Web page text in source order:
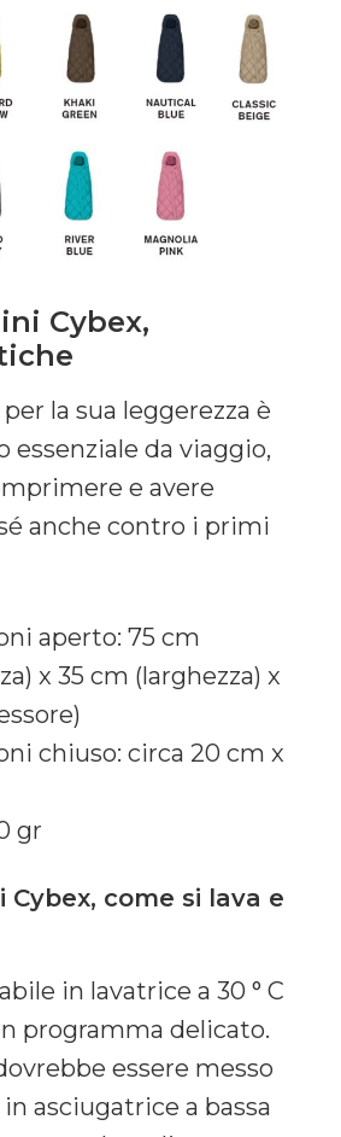
Cybex,
la sua leggerezza è
essenziale da viaggio,
e avere
anche contro i primi
aperto: 75 cm
x 35 cm (larghezza) x
chiuso: circa 20 cm x
gr
Cybex, come si lava e
in lavatrice a 30 ° C
programma delicato.
essere messo
asciugatrice a bassa